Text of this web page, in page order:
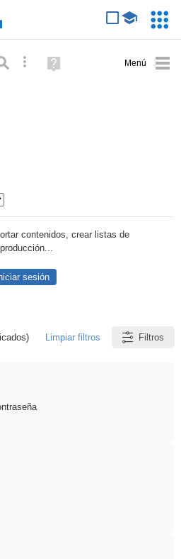
Búsqueda avanzada
Ayuda
(en
contenidos, crear listas de
sesión
Limpiar filtros Filtros